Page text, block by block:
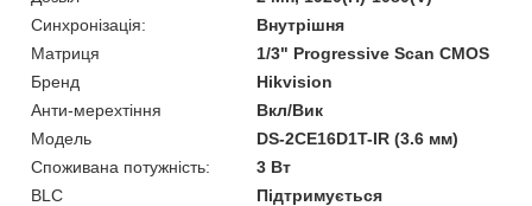
Синхронізація:
Внутрішня
Матриця
1/3" Progressive Scan CMOS
Бренд
Hikvision
Анти-мерехтіння
Вкл/Вик
Модель
DS-2CE16D1T-IR (3.6 мм)
Споживана потужність:
3 Вт
BLC
Підтримується